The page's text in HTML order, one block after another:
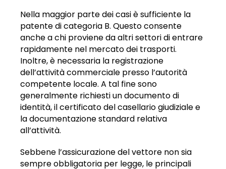
Nella maggior parte dei casi è sufficiente la
patente di categoria B. Questo consente
anche a chi proviene da altri settori di entrare
rapidamente nel mercato dei trasporti.
Inoltre, è necessaria la registrazione
dell’attività commerciale presso l’autorità
competente locale. A tal fine sono
generalmente richiesti un documento di
identità, il certificato del casellario giudiziale e
la documentazione standard relativa
all’attività.
Sebbene l’assicurazione del vettore non sia
sempre obbligatoria per legge, le principali